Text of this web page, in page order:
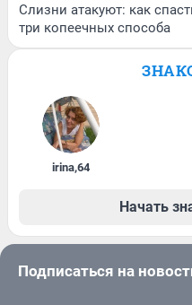
Слизни атакуют: как
три копеечных способа
irina,64
Начать
Подписаться на